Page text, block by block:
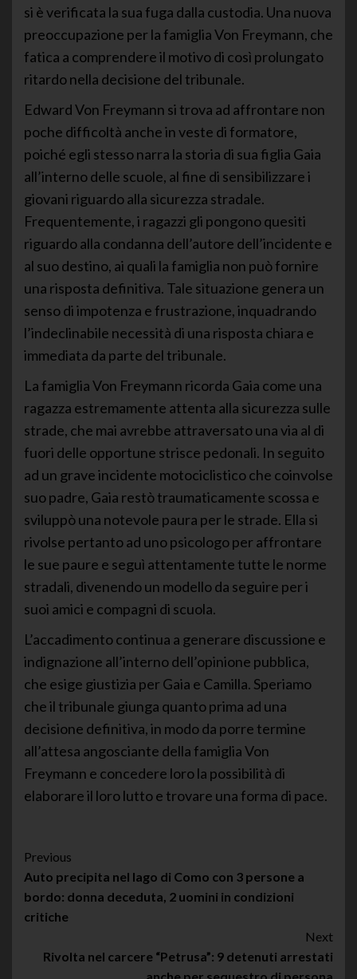
si è verificata la sua fuga dalla custodia. Una nuova
preoccupazione per la famiglia Von Freymann, che
fatica a comprendere il motivo di così prolungato
ritardo nella decisione del tribunale.
Edward Von Freymann si trova ad affrontare non
poche difficoltà anche in veste di formatore,
poiché egli stesso narra la storia di sua figlia Gaia
all’interno delle scuole, al fine di sensibilizzare i
giovani riguardo alla sicurezza stradale.
Frequentemente, i ragazzi gli pongono quesiti
riguardo alla condanna dell’autore dell’incidente e
al suo destino, ai quali la famiglia non può fornire
una risposta definitiva. Tale situazione genera un
senso di impotenza e frustrazione, inquadrando
l’indeclinabile necessità di una risposta chiara e
immediata da parte del tribunale.
La famiglia Von Freymann ricorda Gaia come una
ragazza estremamente attenta alla sicurezza sulle
strade, che mai avrebbe attraversato una via al di
fuori delle opportune strisce pedonali. In seguito
ad un grave incidente motociclistico che coinvolse
suo padre, Gaia restò traumaticamente scossa e
sviluppò una notevole paura per le strade. Ella si
rivolse pertanto ad uno psicologo per affrontare
le sue paure e seguì attentamente tutte le norme
stradali, divenendo un modello da seguire per i
suoi amici e compagni di scuola.
L’accadimento continua a generare discussione e
indignazione all’interno dell’opinione pubblica,
che esige giustizia per Gaia e Camilla. Speriamo
che il tribunale giunga quanto prima ad una
decisione definitiva, in modo da porre termine
all’attesa angosciante della famiglia Von
Freymann e concedere loro la possibilità di
elaborare il loro lutto e trovare una forma di pace.
Post
Navigation
Previous
Auto precipita nel lago di Como con 3 persone a
bordo: donna deceduta, 2 uomini in condizioni
critiche
Next
Rivolta nel carcere “Petrusa”: 9 detenuti arrestati